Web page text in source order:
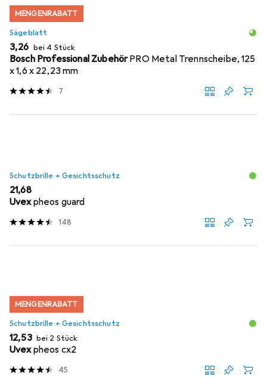
MENGENRABATT
Sägeblatt
EUR
3,26 bei 4 Stück
Bosch Professional ZubehörPRO Metal Trennscheibe, 125
x 1,6 x 22,23 mm
7
Schutzbrille + Gesichtsschutz
EUR
21,68
Uvexpheos guard
148
MENGENRABATT
Schutzbrille + Gesichtsschutz
EUR
12,53 bei 2 Stück
Uvexpheos cx2
45